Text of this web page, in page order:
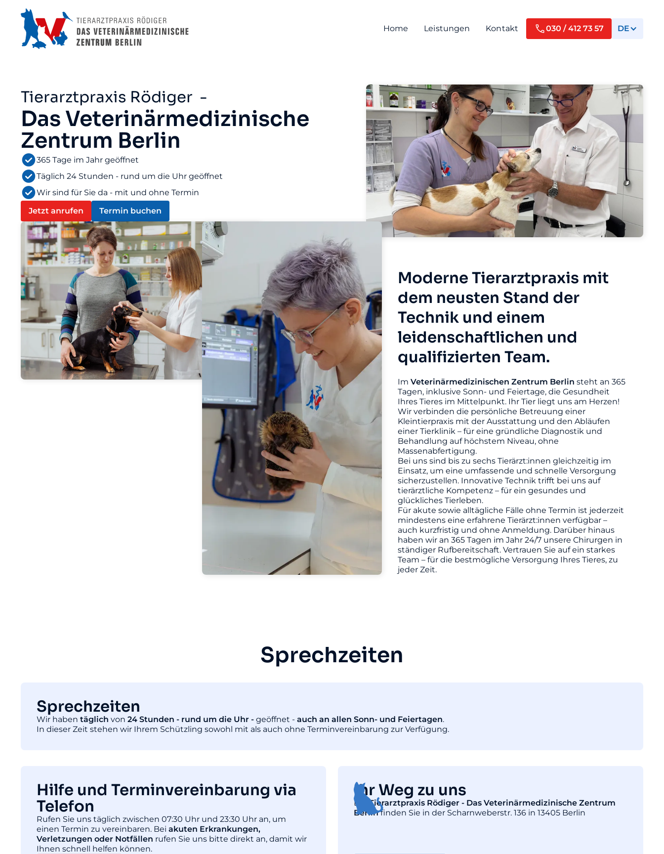
Home Leistungen Kontakt 030 / 412 73 57 DE
Tierarztpraxis Rödiger -
Das Veterinärmedizinische
Zentrum Berlin
365 Tage im Jahr geöffnet
Täglich 24 Stunden - rund um die Uhr geöffnet
Wir sind für Sie da - mit und ohne Termin
Jetzt anrufen
Termin buchen
Moderne Tierarztpraxis mit
dem neusten Stand der
Technik und einem
leidenschaftlichen und
qualifizierten Team.
Im Veterinärmedizinischen Zentrum Berlin steht an 365
Tagen, inklusive Sonn- und Feiertage, die Gesundheit
Ihres Tieres im Mittelpunkt. Ihr Tier liegt uns am Herzen!
Wir verbinden die persönliche Betreuung einer
Kleintierpraxis mit der Ausstattung und den Abläufen
einer Tierklinik – für eine gründliche Diagnostik und
Behandlung auf höchstem Niveau, ohne
Massenabfertigung.
Bei uns sind bis zu sechs Tierärzt:innen gleichzeitig im
Einsatz, um eine umfassende und schnelle Versorgung
sicherzustellen. Innovative Technik trifft bei uns auf
tierärztliche Kompetenz – für ein gesundes und
glückliches Tierleben.
Für akute sowie alltägliche Fälle ohne Termin ist jederzeit
mindestens eine erfahrene Tierärzt:innen verfügbar –
auch kurzfristig und ohne Anmeldung. Darüber hinaus
haben wir an 365 Tagen im Jahr 24/7 unsere Chirurgen in
ständiger Rufbereitschaft. Vertrauen Sie auf ein starkes
Team – für die bestmögliche Versorgung Ihres Tieres, zu
jeder Zeit.
Sprechzeiten
Sprechzeiten
Wir haben täglich von 24 Stunden - rund um die Uhr - geöffnet - auch an allen Sonn- und Feiertagen.
In dieser Zeit stehen wir Ihrem Schützling sowohl mit als auch ohne Terminvereinbarung zur Verfügung.
Hilfe und Terminvereinbarung via
Telefon
Rufen Sie uns täglich zwischen 07:30 Uhr und 23:30 Uhr an, um
einen Termin zu vereinbaren. Bei akuten Erkrankungen,
Verletzungen oder Notfällen rufen Sie uns bitte direkt an, damit wir
Ihnen schnell helfen können.
Ihr Weg zu uns
Die
Tierarztpraxis Rödiger - Das Veterinärmedizinische Zentrum
Berlinfinden Sie in der Scharnweberstr. 136 in 13405 Berlin